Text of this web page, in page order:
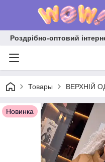
Роздрібно-оптовий
Товары ВЕРХНІЙ
Новинка